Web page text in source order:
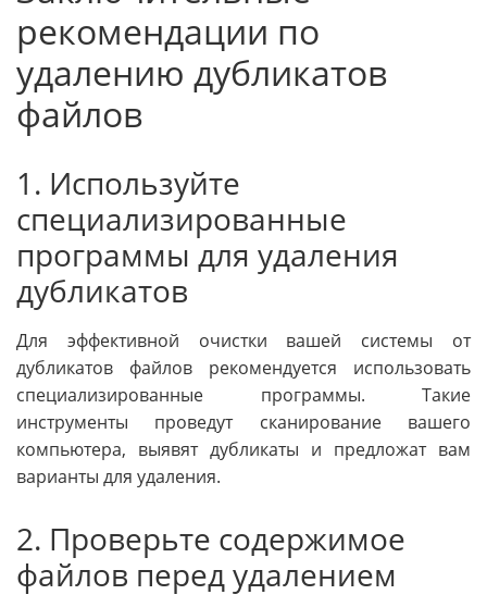
рекомендации по
удалению дубликатов
файлов
1. Используйте
специализированные
программы для удаления
дубликатов
Для эффективной очистки вашей системы от
дубликатов файлов рекомендуется использовать
специализированные программы. Такие
инструменты проведут сканирование вашего
компьютера, выявят дубликаты и предложат вам
варианты для удаления.
2. Проверьте содержимое
файлов перед удалением